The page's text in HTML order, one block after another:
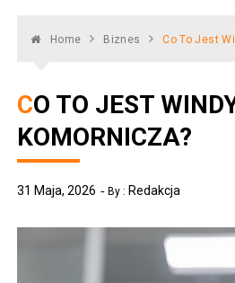
Home Biznes Co To Jest
CO TO JEST WINDYKACJA
KOMORNICZA?
31 Maja, 2026 By : Redakcja